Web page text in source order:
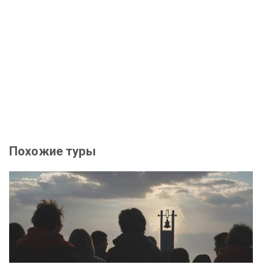
Похожие туры